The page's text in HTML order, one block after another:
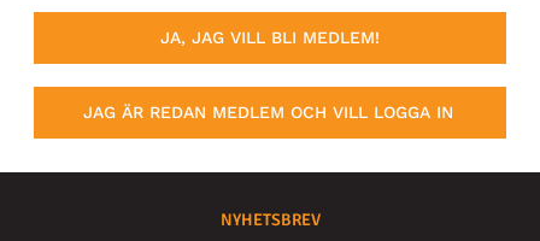
JA, JAG VILL BLI MEDLEM!
JAG ÄR REDAN MEDLEM OCH VILL LOGGA IN
NYHETSBREV